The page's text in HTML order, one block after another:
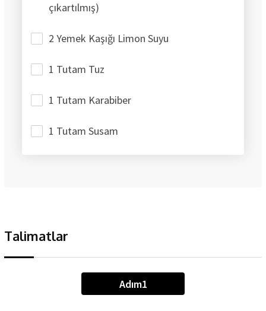
çıkartılmış)
2 Yemek Kaşığı Limon Suyu
1 Tutam Tuz
1 Tutam Karabiber
1 Tutam Susam
Talimatlar
Adım1